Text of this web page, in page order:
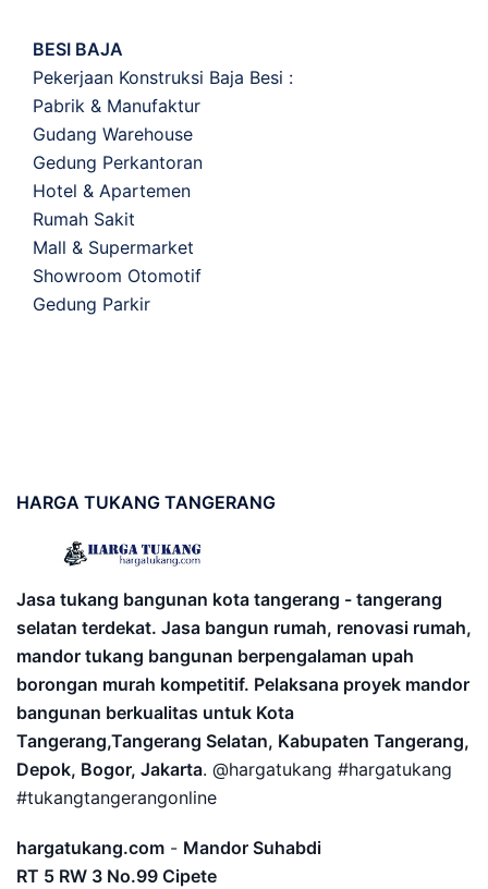
BESI BAJA
Pekerjaan Konstruksi Baja Besi :
Pabrik & Manufaktur
Gudang Warehouse
Gedung Perkantoran
Hotel & Apartemen
Rumah Sakit
Mall & Supermarket
Showroom Otomotif
Gedung Parkir
HARGA TUKANG TANGERANG
Jasa tukang bangunan kota tangerang - tangerang
selatan terdekat. Jasa bangun rumah, renovasi rumah,
mandor tukang bangunan berpengalaman upah
borongan murah kompetitif. Pelaksana proyek mandor
bangunan berkualitas untuk Kota
Tangerang,Tangerang Selatan, Kabupaten Tangerang,
Depok, Bogor, Jakarta. @hargatukang #hargatukang
#tukangtangerangonline
hargatukang.com - Mandor Suhabdi
RT 5 RW 3 No.99 Cipete